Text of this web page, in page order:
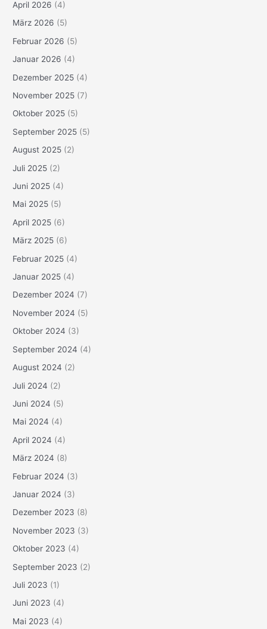
April 2026 (4)
März 2026 (5)
Februar 2026 (5)
Januar 2026 (4)
Dezember 2025 (4)
November 2025 (7)
Oktober 2025 (5)
September 2025 (5)
August 2025 (2)
Juli 2025 (2)
Juni 2025 (4)
Mai 2025 (5)
April 2025 (6)
März 2025 (6)
Februar 2025 (4)
Januar 2025 (4)
Dezember 2024 (7)
November 2024 (5)
Oktober 2024 (3)
September 2024 (4)
August 2024 (2)
Juli 2024 (2)
Juni 2024 (5)
Mai 2024 (4)
April 2024 (4)
März 2024 (8)
Februar 2024 (3)
Januar 2024 (3)
Dezember 2023 (8)
November 2023 (3)
Oktober 2023 (4)
September 2023 (2)
Juli 2023 (1)
Juni 2023 (4)
Mai 2023 (4)